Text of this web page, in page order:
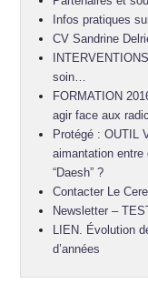
Infos pratiques
CV Sandrine
soin…
FORMATION
agir face aux
Protégé : OUTIL
aimantation
“Daesh” ?
Contacter Le
Newsletter –
LIEN. Évolution
d’années